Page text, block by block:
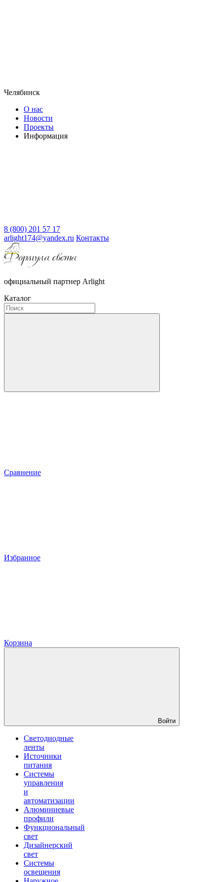
Челябинск
О нас
Новости
Проекты
Информация
8 (800) 201 57 17
arlight174@yandex.ru Контакты
официальный партнер Arlight
Каталог
Сравнение
Избранное
Корзина
Войти
Светодиодные
ленты
Источники
питания
Системы
управления
и
автоматизации
Алюминиевые
профили
Функциональный
свет
Дизайнерский
свет
Системы
освещения